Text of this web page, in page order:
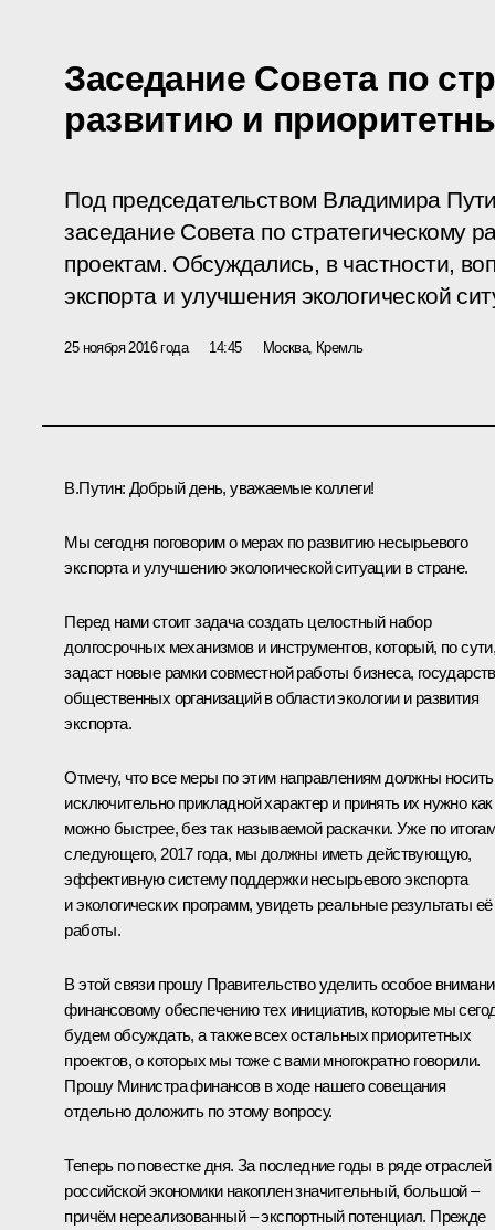
Заседание Совета по
развитию и
Под председательством Владимира
заседание Совета по стратегическому
проектам. Обсуждались, в частности,
экспорта и улучшения экологической
25 ноября 2016 года 14:45 Москва, Кремль
В.Путин: Добрый день, уважаемые коллеги!
Мы сегодня поговорим о мерах по развитию несырьевого
экспорта и улучшению экологической ситуации в стране.
Перед нами стоит задача создать целостный набор
долгосрочных механизмов и инструментов, который, по
задаст новые рамки совместной работы бизнеса,
общественных организаций в области экологии и развития
экспорта.
Отмечу, что все меры по этим направлениям должны носить
исключительно прикладной характер и принять их нужно как
можно быстрее, без так называемой раскачки. Уже по
следующего, 2017 года, мы должны иметь действующую,
эффективную систему поддержки несырьевого экспорта
и экологических программ, увидеть реальные результаты её
работы.
В этой связи прошу Правительство уделить особое
финансовому обеспечению тех инициатив, которые мы
будем обсуждать, а также всех остальных приоритетных
проектов, о которых мы тоже с вами многократно говорили.
Прошу Министра финансов в ходе нашего совещания
отдельно доложить по этому вопросу.
Теперь по повестке дня. За последние годы в ряде отраслей
российской экономики накоплен значительный, большой –
причём нереализованный – экспортный потенциал. Прежде